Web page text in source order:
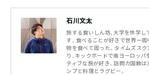
石川文太
旅する食いしん坊、大学を休学し
す。食べることが好きで世界一
物を食べて周った。タイムズス
り、キックボードで南ヨーロッパ
ティブな旅が好き。訪問カ国数は
ンプと料理とラグビー。